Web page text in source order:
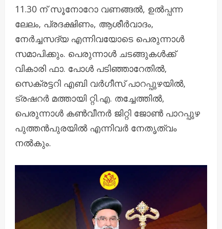
11.30 ന് സൂനോറോ വണങ്ങൽ, ഉൽപ്പന്ന
ലേലം, പ്രദക്ഷിണം, ആശീർവാദം,
നേർച്ചസദ്യ എന്നിവയോടെ പെരുന്നാൾ
സമാപിക്കും. പെരുന്നാൾ ചടങ്ങുകൾക്ക്
വികാരി ഫാ. പോൾ പടിഞ്ഞാറേതിൽ,
സെക്രട്ടറി എബി വർഗീസ് പാറപ്പുഴയിൽ,
ട്രഷറർ മത്തായി റ്റി.എ. തച്ചേത്തിൽ,
പെരുന്നാൾ കൺവീനർ ജിറ്റി ജോൺ പാറപ്പുഴ
പുത്തൻപുരയിൽ എന്നിവർ നേതൃത്വം
നൽകും.